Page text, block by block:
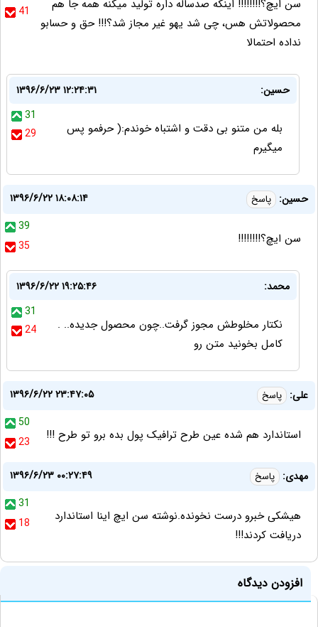
41
سن ایچ؟!!!!!!!! اینکه صدساله داره تولید میکنه همه جا هم
محصولاتش هس، چی شد یهو غیر مجاز شد؟!!! حق و حسابو
نداده احتمالا
حسین:
۱۳۹۶/۶/۲۳ ۱۲:۲۴:۳۱
31
29
بله من متنو بی دقت و اشتباه خوندم:( حرفمو پس
میگیرم
حسین: پاسخ
۱۳۹۶/۶/۲۲ ۱۸:۰۸:۱۴
39
35
سن ایچ؟!!!!!!!!
محمد:
۱۳۹۶/۶/۲۲ ۱۹:۲۵:۴۶
31
24
نکتار مخلوطش مجوز گرفت..چون محصول جدیده.. .
کامل بخونید متن رو
علی: پاسخ
۱۳۹۶/۶/۲۲ ۲۳:۴۷:۰۵
50
23
استاندارد هم شده عین طرح ترافیک پول بده برو تو طرح !!!
مهدی: پاسخ
۱۳۹۶/۶/۲۳ ۰۰:۲۷:۴۹
31
18
هیشکی خبرو درست نخونده.نوشته سن ایچ اینا استاندارد
دریافت کردند!!!
افزودن دیدگاه